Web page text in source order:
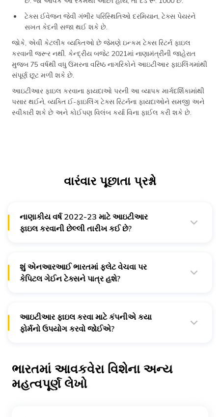
ટેક્સ ઈવેજન જેવી ગંભીર પરિસ્થિતિઓ દરમિયાન, ટેક્સ પેયરને
સખત કેદની સજા થઈ શકે છે.
જોકે, એવી કેટલીક વ્યક્તિઓ છે જેમણે ઇન્કમ ટેક્સ રિટર્ન ફાઇલ
કરવાની જરૂર નથી. કેન્દ્રીય બજેટ 2021માં નાણામંત્રીની જાહેરાત
મુજબ 75 વર્ષથી વધુ ઉંમરના વરિષ્ઠ નાગરિકોને આઇટીઆર ફાઇલિંગમાંથી
સંપૂર્ણ છૂટ મળી શકે છે.
આઇટીઆર ફાઇલ કરવાના ફાયદાઓ પરની આ વ્યાપક માર્ગદર્શિકામાંથી
પસાર થઈને, વ્યક્તિ ઈ-ફાઇલિંગ ટેક્સ રિટર્નના ફાયદાઓને સમજી અને
સ્વીકારી શકે છે અને કોઈપણ વિલંબ કર્યા વિના ફાઈલ કરી શકે છે.
વારંવાર પૂછાતા પ્રશ્નો
નાણાકીય વર્ષ 2022-23 માટે આઇટીઆર
ફાઇલ કરવાની છેલ્લી તારીખ કઈ છે?
શું એનઆરઆઈ ભારતમાં ફ્લેટ વેચવા પર
કેપિટલ ગેઈન ટેક્સને પાત્ર હશે?
આઇટીઆર ફાઇલ કરવા માટે કંપનીએ કયા
ફોર્મનો ઉપયોગ કરવો જોઈએ?
ભારતમાં આવકવેરા વિશેના અન્ય
મહત્વપૂર્ણ લેખો